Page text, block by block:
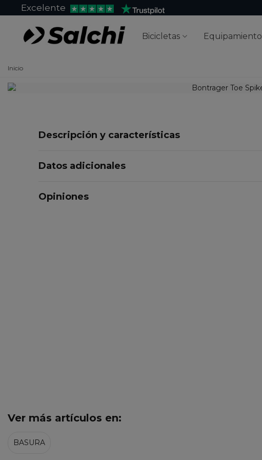
Excelente
Bicicletas Equipamiento
Inicio
Descripción y características
Datos adicionales
Opiniones
Ver más artículos en:
BASURA